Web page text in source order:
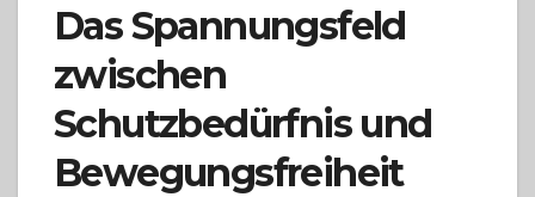
Das Spannungsfeld
zwischen
Schutzbedürfnis und
Bewegungsfreiheit